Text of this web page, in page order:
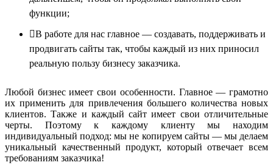
функции;
В работе для нас главное — создавать, поддерживать и
продвигать сайты так, чтобы каждый из них приносил
реальную пользу бизнесу заказчика.
Любой бизнес имеет свои особенности. Главное — грамотно
их применить для привлечения большего количества новых
клиентов. Также и каждый сайт имеет свои отличительные
черты. Поэтому к каждому клиенту мы находим
индивидуальный подход: мы не копируем сайты — мы делаем
уникальный качественный продукт, который отвечает всем
требованиям заказчика!